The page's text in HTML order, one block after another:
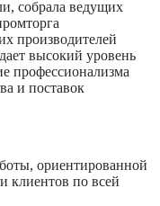
собрала ведущих
производителей
высокий уровень
профессионализма
и поставок
ориентированной
клиентов по всей